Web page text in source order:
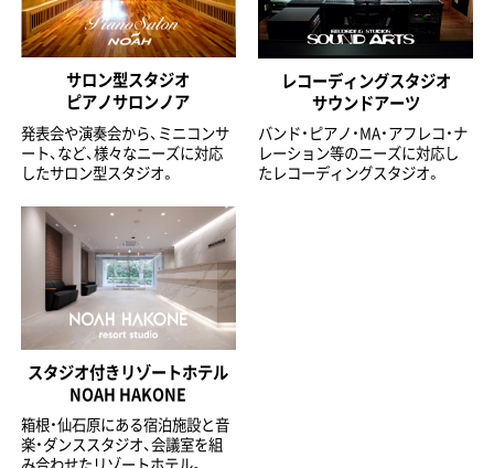
サロン型スタジオ
ピアノサロンノア
発表会や演奏会から、ミニコンサ
ート、など、様々なニーズに対応
したサロン型スタジオ。
レコーディングスタジオ
サウンドアーツ
バンド・ピアノ・MA・アフレコ・ナ
レーション等のニーズに対応し
たレコーディングスタジオ。
スタジオ付きリゾートホテル
NOAH HAKONE
箱根・仙石原にある宿泊施設と音
楽・ダンススタジオ、会議室を組